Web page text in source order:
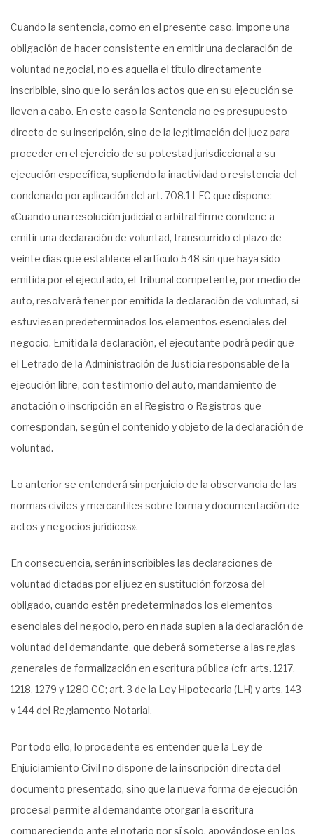
Cuando la sentencia, como en el presente caso, impone una
obligación de hacer consistente en emitir una declaración de
voluntad negocial, no es aquella el título directamente
inscribible, sino que lo serán los actos que en su ejecución se
lleven a cabo. En este caso la Sentencia no es presupuesto
directo de su inscripción, sino de la legitimación del juez para
proceder en el ejercicio de su potestad jurisdiccional a su
ejecución específica, supliendo la inactividad o resistencia del
condenado por aplicación del art. 708.1 LEC que dispone:
«Cuando una resolución judicial o arbitral firme condene a
emitir una declaración de voluntad, transcurrido el plazo de
veinte días que establece el artículo 548 sin que haya sido
emitida por el ejecutado, el Tribunal competente, por medio de
auto, resolverá tener por emitida la declaración de voluntad, si
estuviesen predeterminados los elementos esenciales del
negocio. Emitida la declaración, el ejecutante podrá pedir que
el Letrado de la Administración de Justicia responsable de la
ejecución libre, con testimonio del auto, mandamiento de
anotación o inscripción en el Registro o Registros que
correspondan, según el contenido y objeto de la declaración de
voluntad.
Lo anterior se entenderá sin perjuicio de la observancia de las
normas civiles y mercantiles sobre forma y documentación de
actos y negocios jurídicos».
En consecuencia, serán inscribibles las declaraciones de
voluntad dictadas por el juez en sustitución forzosa del
obligado, cuando estén predeterminados los elementos
esenciales del negocio, pero en nada suplen a la declaración de
voluntad del demandante, que deberá someterse a las reglas
generales de formalización en escritura pública (cfr. arts. 1217,
1218, 1279 y 1280 CC; art. 3 de la Ley Hipotecaria (LH) y arts. 143
y 144 del Reglamento Notarial.
Por todo ello, lo procedente es entender que la Ley de
Enjuiciamiento Civil no dispone de la inscripción directa del
documento presentado, sino que la nueva forma de ejecución
procesal permite al demandante otorgar la escritura
compareciendo ante el notario por sí solo, apoyándose en los